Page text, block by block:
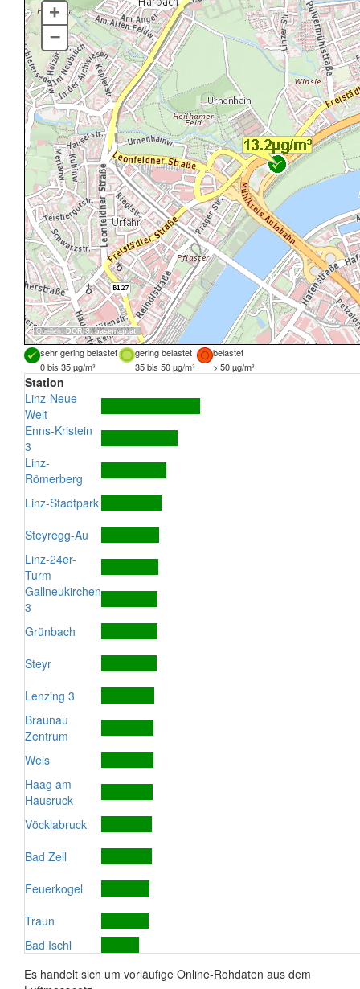
Quellen: DORIS,basemap.at
+
–
sehr gering belastet gering belastet
belastet
0 bis 35 µg/m³
35 bis 50 µg/m³ > 50 µg/m³
Station
Linz-Neue
Welt
Enns-Kristein
3
Linz-
Römerberg
Linz-Stadtpark
Steyregg-Au
Linz-24er-
Turm
Gallneukirchen
3
Grünbach
Steyr
Lenzing 3
Braunau
Zentrum
Wels
Haag am
Hausruck
Vöcklabruck
Bad Zell
Feuerkogel
Traun
Bad Ischl
Es handelt sich um vorläufige Online-Rohdaten aus dem